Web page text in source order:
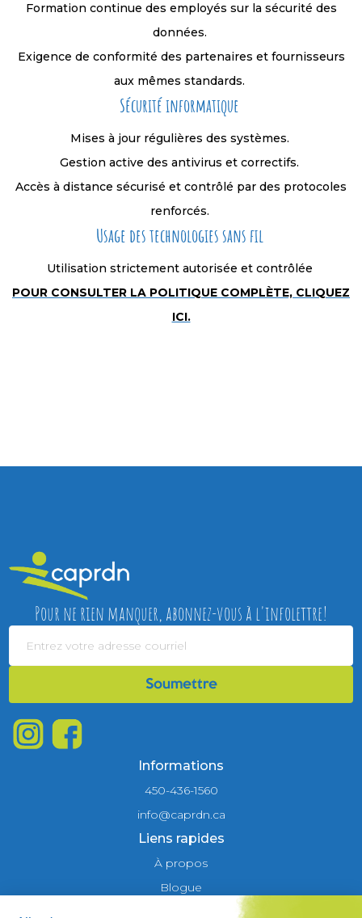
Formation continue des employés sur la sécurité des
données.
Exigence de conformité des partenaires et fournisseurs
aux mêmes standards.
Sécurité informatique
Mises à jour régulières des systèmes.
Gestion active des antivirus et correctifs.
Accès à distance sécurisé et contrôlé par des protocoles
renforcés.
Usage des technologies sans fil
Utilisation strictement autorisée et contrôlée
POUR CONSULTER LA POLITIQUE COMPLÈTE, CLIQUEZ
ICI.
Pour ne rien manquer, abonnez-vous à l'infolettre!
Informations
450-436-1560
info@caprdn.ca
Liens rapides
À propos
Blogue